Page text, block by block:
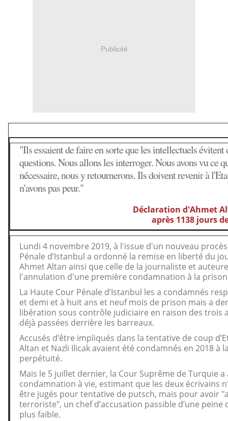
Publicité
"Ils essaient de faire en sorte que les intellectuels évitent
questions. Nous allons les interroger. Nous avons vu ce
nécessaire, nous y retournerons. Ils doivent revenir à
n'avons pas peur."
Déclaration d'Ahmet
après 1138 jours
Lundi 4 novembre 2019, à l'issue d'un nouveau
Pénale d’Istanbul a ordonné la remise en liberté du
Ahmet Altan ainsi que celle de la journaliste et
l'annulation d'une première condamnation à la prison
La Haute Cour Pénale d’Istanbul les a condamnés
et demi et à huit ans et neuf mois de prison mais a
libération sous contrôle judiciaire en raison des trois
déjà passées derrière les barreaux.
Accusés d’être impliqués dans la tentative de coup
Altan et Nazli Ilicak avaient été condamnés en 2018 à
perpétuité.
Mais le 5 juillet dernier, la Cour Suprême de Turquie
condamnation à vie, estimant que les deux écrivains
être jugés pour tentative de putsch, mais pour avoir
terroriste", un chef d’accusation passible d’une peine
plus faible.